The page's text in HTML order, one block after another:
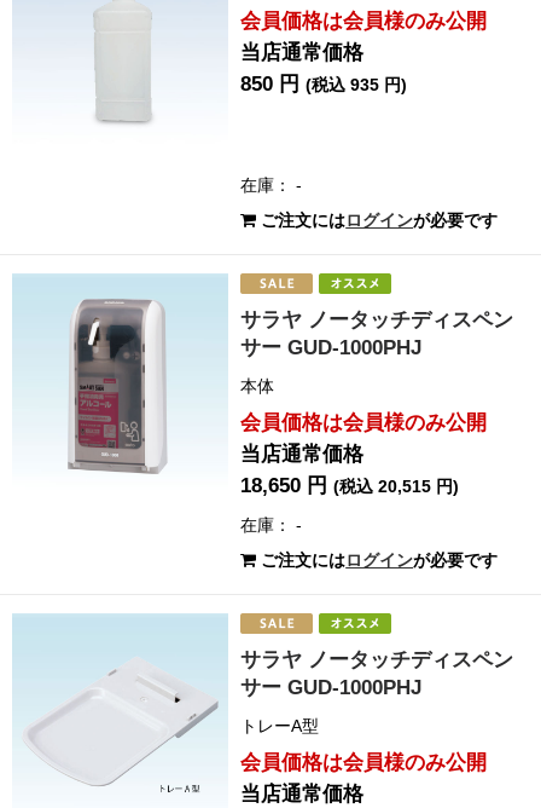
会員価格は会員様のみ公開
当店通常価格
850 円(税込 935 円)
在庫： -
ご注文にはログインが必要です
サラヤ ノータッチディスペン
サー GUD-1000PHJ
本体
会員価格は会員様のみ公開
当店通常価格
18,650 円(税込 20,515 円)
在庫： -
ご注文にはログインが必要です
サラヤ ノータッチディスペン
サー GUD-1000PHJ
トレーA型
会員価格は会員様のみ公開
当店通常価格